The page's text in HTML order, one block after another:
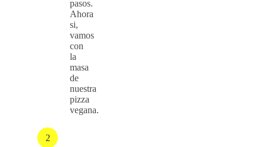
pasos.
Ahora
si,
vamos
con
la
masa
de
nuestra
pizza
vegana.